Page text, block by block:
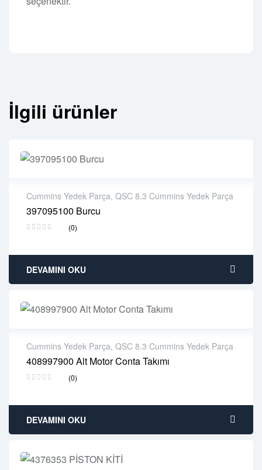
İlgili ürünler
Cummins Yedek Parça, QSC 8.3 Cummins Yedek Parça
397095100 Burcu
(0)
2 years warranty
Delivery time: 1-2 business days
DEVAMINI OKU
Cummins Yedek Parça, QSC 8.3 Cummins Yedek Parça
408997900 Alt Motor Conta Takımı
(0)
2 years warranty
Delivery time: 1-2 business days
DEVAMINI OKU